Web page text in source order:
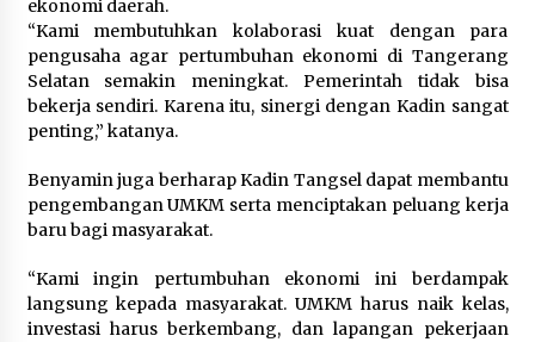
ekonomi daerah.
“Kami membutuhkan kolaborasi kuat dengan para
pengusaha agar pertumbuhan ekonomi di Tangerang
Selatan semakin meningkat. Pemerintah tidak bisa
bekerja sendiri. Karena itu, sinergi dengan Kadin sangat
penting,” katanya.
Benyamin juga berharap Kadin Tangsel dapat membantu
pengembangan UMKM serta menciptakan peluang kerja
baru bagi masyarakat.
“Kami ingin pertumbuhan ekonomi ini berdampak
langsung kepada masyarakat. UMKM harus naik kelas,
investasi harus berkembang, dan lapangan pekerjaan